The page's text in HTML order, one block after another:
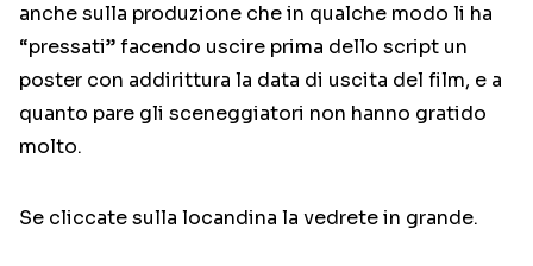
anche sulla produzione che in qualche modo li ha
“pressati” facendo uscire prima dello script un
poster con addirittura la data di uscita del film, e a
quanto pare gli sceneggiatori non hanno gratido
molto.
Se cliccate sulla locandina la vedrete in grande.